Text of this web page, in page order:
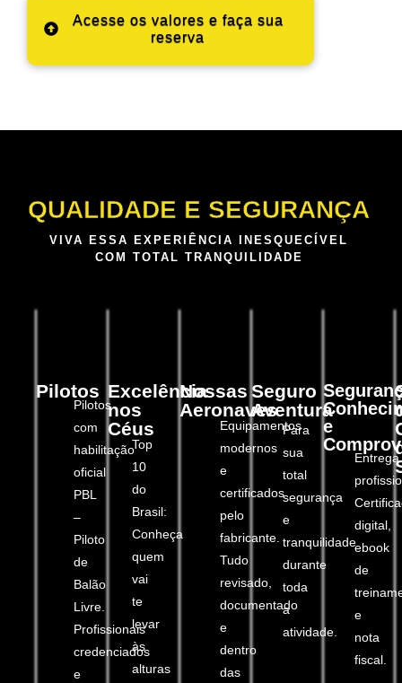
Acesse os valores e faça sua
reserva
QUALIDADE E SEGURANÇA
VIVA ESSA EXPERIÊNCIA INESQUECÍVEL
COM TOTAL TRANQUILIDADE
Pilotos
Pilotos
com
habilitação
oficial
PBL
–
Piloto
de
Balão
Livre.
Profissionais
credenciados
e
Excelência
nos
Céus
Top
10
do
Brasil:
Conheça
quem
vai
te
levar
às
alturas
Nossas
Aeronaves
Equipamentos
modernos
e
certificados
pelo
fabricante.
Tudo
revisado,
documentado
e
dentro
das
Seguro
Aventura
Para
sua
total
segurança
e
tranquilidade
durante
toda
a
atividade.
e
Entrega
digital,
ebook
de
e
nota
fiscal.